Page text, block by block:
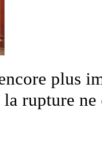
plus
la rupture